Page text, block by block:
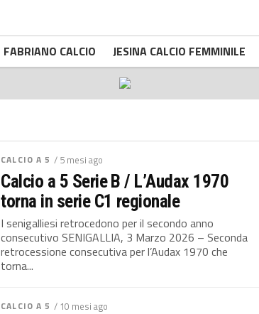
FABRIANO CALCIO JESINA CALCIO FEMMINILE
CALCIO A 5 / 5 mesi ago
Calcio a 5 Serie B / L’Audax 1970
torna in serie C1 regionale
I senigalliesi retrocedono per il secondo anno
consecutivo SENIGALLIA, 3 Marzo 2026 – Seconda
retrocessione consecutiva per l’Audax 1970 che
torna...
CALCIO A 5 / 10 mesi ago